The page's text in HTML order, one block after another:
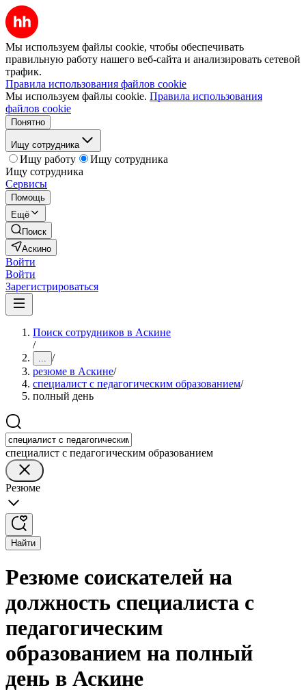
Мы используем файлы cookie, чтобы обеспечивать
правильную работу нашего веб-сайта и анализировать сетевой
трафик.
Правила использования файлов cookie
Мы используем файлы cookie. Правила использования
файлов cookie
Понятно
Ищу сотрудника
Ищу работу
Ищу сотрудника
Ищу сотрудника
Сервисы
Помощь
Ещё
Поиск
Аскино
Войти
Войти
Зарегистрироваться
Поиск сотрудников в Аскине
/
... /
резюме в Аскине/
специалист с педагогическим образованием/
полный день
специалист с педагогическим образованием
Резюме
Найти
Резюме соискателей на
должность специалиста с
педагогическим
образованием на полный
день в Аскине